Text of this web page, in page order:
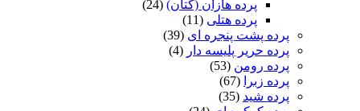
پرده هازان (کتان) (24)
پرده هتلی (11)
پرده پشت پنجره ای (39)
پرده حریر پلیسه دار
پرده رومن (53)
پرده زبرا
پرده شید (35)